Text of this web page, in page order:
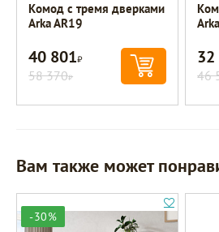
Комод с тремя дверками
Arka AR19
40 801Р
58 370Р 46
Вам также может
-30%